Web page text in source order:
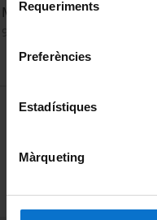
consultar laPolítica de
de Requeriments
Preferències
Estadístiques
Màrqueting
Mangado